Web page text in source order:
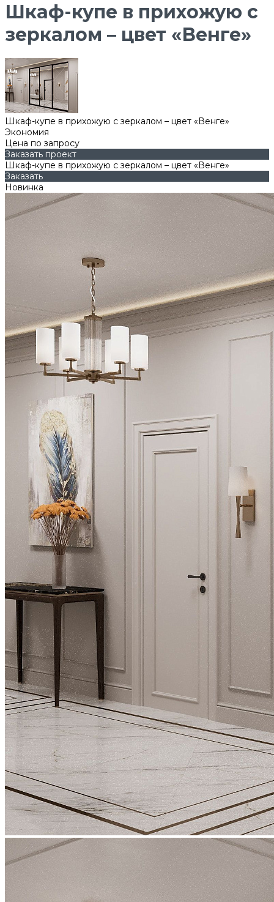
Шкаф-купе в прихожую с
зеркалом – цвет «Венге»
Шкаф-купе в прихожую с зеркалом – цвет «Венге»
Экономия
Цена по запросу
Заказать проект
Шкаф-купе в прихожую с зеркалом – цвет «Венге»
Заказать
Новинка